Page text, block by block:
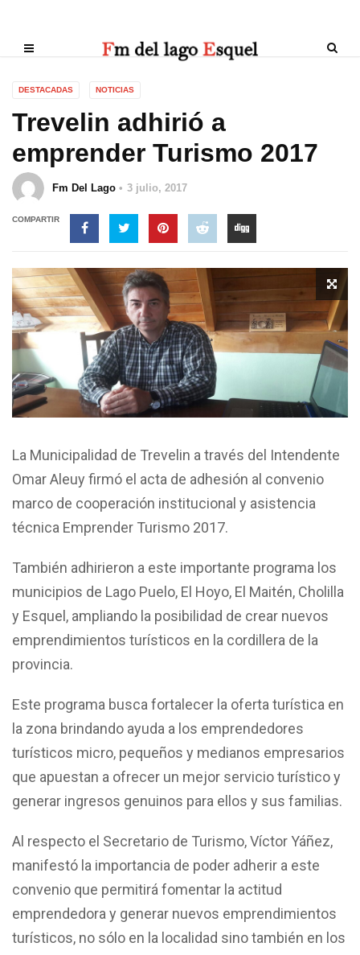
DESTACADAS NOTICIAS
Trevelin adhirió a
emprender Turismo 2017
Fm Del Lago 3 julio, 2017
COMPARTIR
La Municipalidad de Trevelin a través del Intendente
Omar Aleuy firmó el acta de adhesión al convenio
marco de cooperación institucional y asistencia
técnica Emprender Turismo 2017.
También adhirieron a este importante programa los
municipios de Lago Puelo, El Hoyo, El Maitén, Cholilla
y Esquel, ampliando la posibilidad de crear nuevos
emprendimientos turísticos en la cordillera de la
provincia.
Este programa busca fortalecer la oferta turística en
la zona brindando ayuda a los emprendedores
turísticos micro, pequeños y medianos empresarios
que apuestan a ofrecer un mejor servicio turístico y
generar ingresos genuinos para ellos y sus familias.
Al respecto el Secretario de Turismo, Víctor Yáñez,
manifestó la importancia de poder adherir a este
convenio que permitirá fomentar la actitud
emprendedora y generar nuevos emprendimientos
turísticos, no sólo en la localidad sino también en los